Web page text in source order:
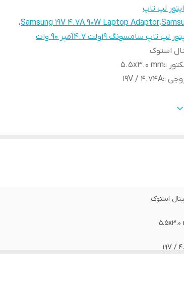
لپ تاپ
،Samsung 19V 4.7A 90W Laptop Adaptor،
لپ تاپ سامسونگ 19ولت 4.7آمپر 90 وات
استوک
:
:
5.5x3.0 mm
:
:
19V / 4.74A
استوک
5.5x3.0
19V /